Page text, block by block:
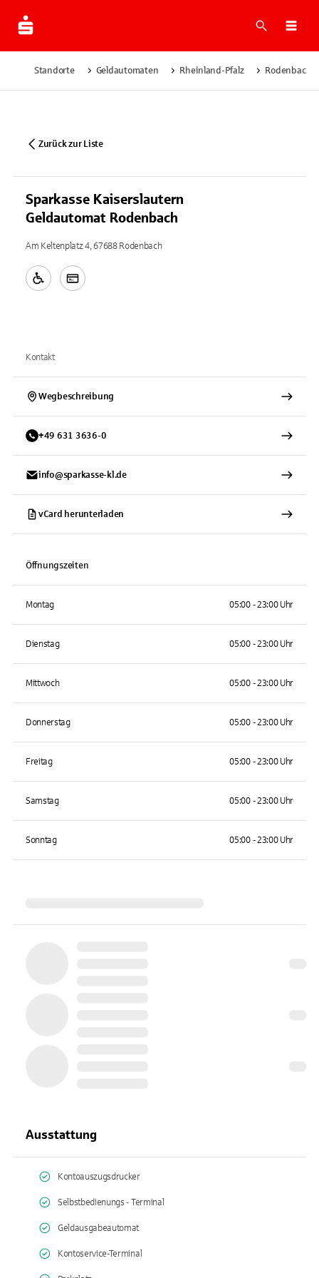
Suche
Standorte Geldautomaten Rheinland-Pfalz Rodenbach
Zurück zur Liste
Sparkasse Kaiserslautern
Geldautomat Rodenbach
Am Keltenplatz 4, 67688 Rodenbach
Kontakt
Wegbeschreibung
+49 631 3636-0
info@sparkasse-kl.de
vCard herunterladen
Öffnungszeiten
Montag 05:00 - 23:00 Uhr
Dienstag 05:00 - 23:00 Uhr
Mittwoch 05:00 - 23:00 Uhr
Donnerstag 05:00 - 23:00 Uhr
Freitag 05:00 - 23:00 Uhr
Samstag 05:00 - 23:00 Uhr
Sonntag 05:00 - 23:00 Uhr
Ausstattung
Kontoauszugsdrucker
Selbstbedienungs - Terminal
Geldausgabeautomat
Kontoservice-Terminal